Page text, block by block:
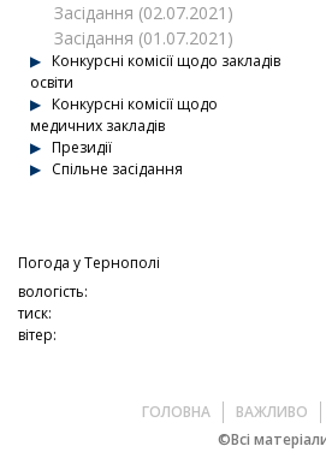
Засідання (02.07.2021)
Засідання (01.07.2021)
Конкурсні комісії щодо закладів
освіти
Конкурсні комісії щодо
медичних закладів
Президії
Спільне засідання
Погода уТернополі
вологість:
тиск:
вітер:
ГОЛОВНА ВАЖЛИВО
©Всі